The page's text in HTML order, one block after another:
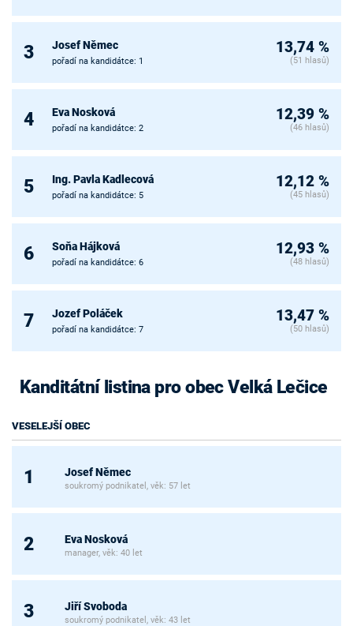
3 Josef Němec
pořadí na kandidátce: 1
13,74 %
(51 hlasů)
4 Eva Nosková
pořadí na kandidátce: 2
12,39 %
(46 hlasů)
5 Ing. Pavla Kadlecová
pořadí na kandidátce: 5
12,12 %
(45 hlasů)
6 Soňa Hájková
pořadí na kandidátce: 6
12,93 %
(48 hlasů)
7 Jozef Poláček
pořadí na kandidátce: 7
13,47 %
(50 hlasů)
Kanditátní listina pro obec Velká Lečice
VESELEJŠÍ OBEC
1 Josef Němec
soukromý podnikatel, věk: 57 let
2 Eva Nosková
manager, věk: 40 let
3 Jiří Svoboda
soukromý podnikatel, věk: 43 let